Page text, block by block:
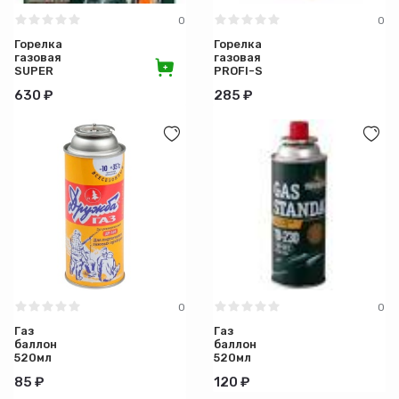
0
Горелка
газовая
SUPER
600) c
сис.подогрева
630 ₽
0
Горелка
газовая
PROFI-S
малая
285 ₽
0
Газ
баллон
520мл
ДРУЖБА
85 ₽
0
Газ
баллон
520мл
STANDARD
120 ₽